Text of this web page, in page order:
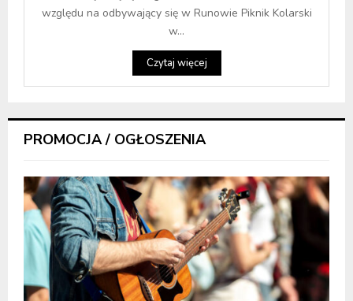
względu na odbywający się w Runowie Piknik Kolarski
w...
Czytaj więcej
PROMOCJA / OGŁOSZENIA